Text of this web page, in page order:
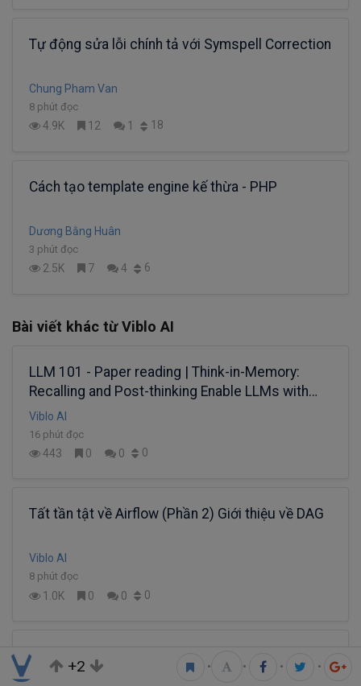
Tự động sửa lỗi chính tả với Symspell Correction
Chung Pham Van
8 phút đọc
4.9K 12 1 18
Cách tạo template engine kế thừa - PHP
Dương Bằng Huân
3 phút đọc
2.5K 7 4 6
Bài viết khác từ Viblo AI
LLM 101 - Paper reading | Think-in-Memory:
Recalling and Post-thinking Enable LLMs with
Long-Term Memory
Viblo AI
16 phút đọc
443 0 0 0
Tất tần tật về Airflow (Phần 2) Giới thiệu về DAG
Viblo AI
8 phút đọc
1.0K 0 0 0
LLM 101 | FlashAttention: Fast and Memory-
Efficient Exact Attention with IO-Awareness
+2 • • • •